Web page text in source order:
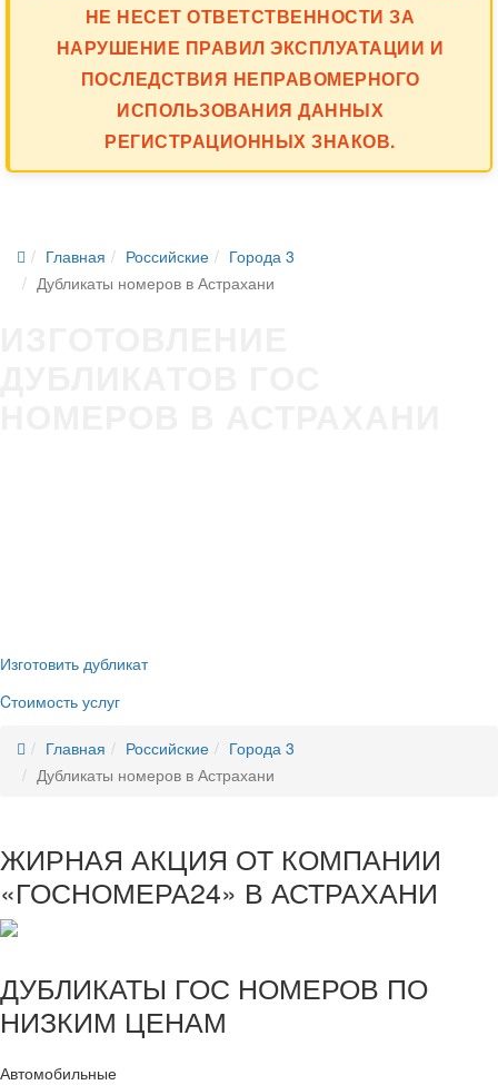
НЕ НЕСЕТ ОТВЕТСТВЕННОСТИ ЗА
НАРУШЕНИЕ ПРАВИЛ ЭКСПЛУАТАЦИИ И
ПОСЛЕДСТВИЯ НЕПРАВОМЕРНОГО
ИСПОЛЬЗОВАНИЯ ДАННЫХ
РЕГИСТРАЦИОННЫХ ЗНАКОВ.
Главная Российские
Города 3
Дубликаты номеров в Астрахани
Изготовить дубликат
Cтоимость услуг
Главная Российские
Города 3
Дубликаты номеров в Астрахани
ЖИРНАЯ АКЦИЯ ОТ КОМПАНИИ
«ГОСНОМЕРА24» В АСТРАХАНИ
ДУБЛИКАТЫ ГОС НОМЕРОВ ПО
НИЗКИМ ЦЕНАМ
Автомобильные